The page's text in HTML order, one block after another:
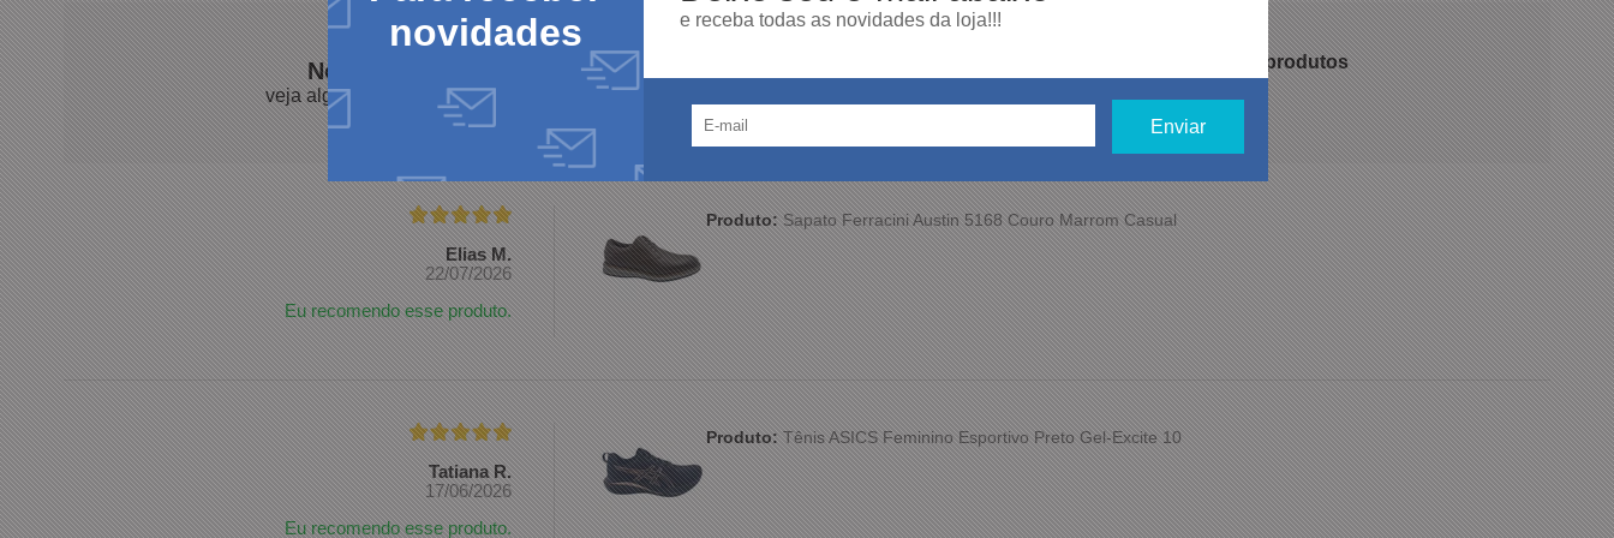
novidades
e receba todas as novidades da loja!!!
Nossos clientes falam por nós!
veja algumas avaliações de produtos da nossa loja. 100% dos clientes recomendam nossos produtos
Elias M.
22/07/2026
Eu recomendo esse produto.
Produto:Sapato Ferracini Austin 5168 Couro Marrom Casual
Tatiana R.
17/06/2026
Eu recomendo esse produto.
Produto:Tênis ASICS Feminino Esportivo Preto Gel-Excite 10